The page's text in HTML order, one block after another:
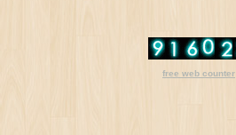
free web counter